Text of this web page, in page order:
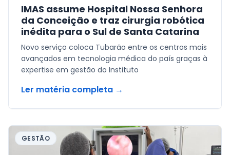
IMAS assume Hospital Nossa Senhora
da Conceição e traz cirurgia robótica
inédita para o Sul de Santa Catarina
Novo serviço coloca Tubarão entre os centros mais
avançados em tecnologia médica do país graças à
expertise em gestão do Instituto
Ler matéria completa →
GESTÃO